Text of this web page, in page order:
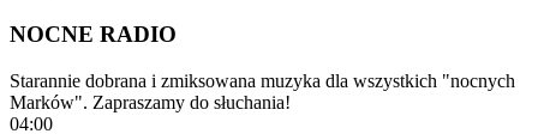
NOCNE RADIO
Starannie dobrana i zmiksowana muzyka dla wszystkich "nocnych
Marków". Zapraszamy do słuchania!
04:00